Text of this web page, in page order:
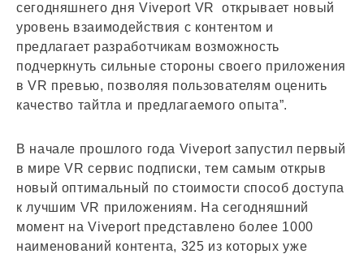
сегодняшнего дня Viveport VR открывает новый
уровень взаимодействия с контентом и
предлагает разработчикам возможность
подчеркнуть сильные стороны своего приложения
в VR превью, позволяя пользователям оценить
качество тайтла и предлагаемого опыта”.
В начале прошлого года Viveport запустил первый
в мире VR сервис подписки, тем самым открыв
новый оптимальный по стоимости способ доступа
к лучшим VR приложениям. На сегодняшний
момент на Viveport представлено более 1000
наименований контента, 325 из которых уже